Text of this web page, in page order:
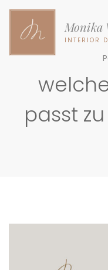
Monika
INTERIOR
passt